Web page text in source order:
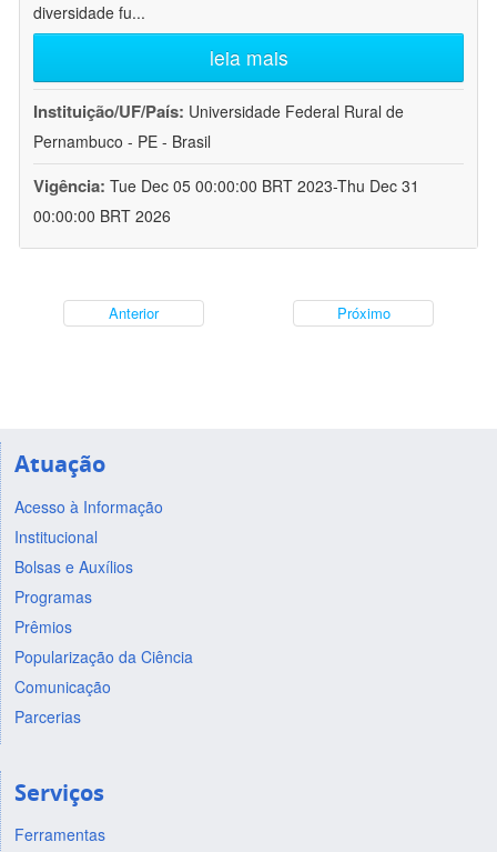
diversidade fu...
leia mais
Instituição/UF/País: Universidade Federal Rural de
Pernambuco - PE - Brasil
Vigência: Tue Dec 05 00:00:00 BRT 2023-Thu Dec 31
00:00:00 BRT 2026
Anterior Próximo
Atuação
Acesso à Informação
Institucional
Bolsas e Auxílios
Programas
Prêmios
Popularização da Ciência
Comunicação
Parcerias
Serviços
Ferramentas